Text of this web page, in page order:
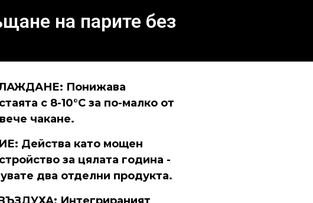
на парите без
Понижава
с 8-10°C за по-малко от
чакане.
Действа като мощен
за цялата година -
два отделни продукта.